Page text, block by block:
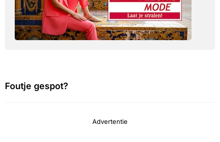
Foutje gespot?
Advertentie